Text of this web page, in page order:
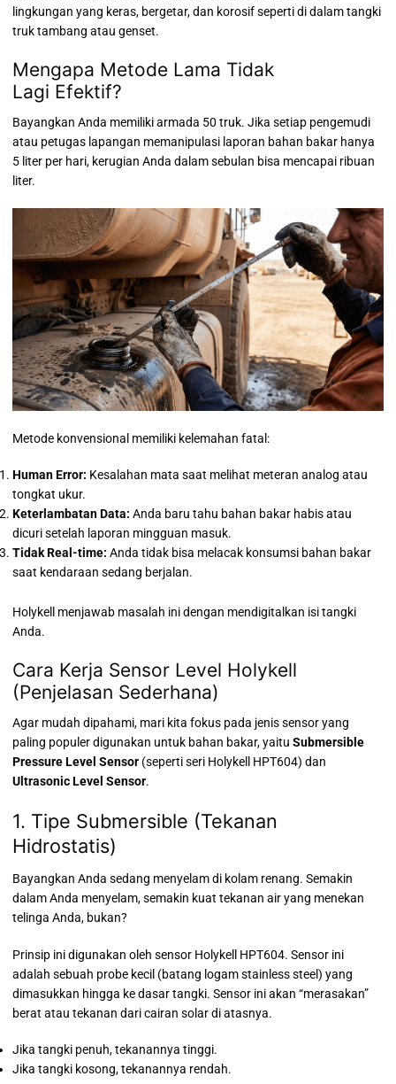
lingkungan yang keras, bergetar, dan korosif seperti di dalam tangki
truk tambang atau genset.
Mengapa Metode Lama Tidak
Lagi Efektif?
Bayangkan Anda memiliki armada 50 truk. Jika setiap pengemudi
atau petugas lapangan memanipulasi laporan bahan bakar hanya
5 liter per hari, kerugian Anda dalam sebulan bisa mencapai ribuan
liter.
Metode konvensional memiliki kelemahan fatal:
Human Error: Kesalahan mata saat melihat meteran analog atau
tongkat ukur.
Keterlambatan Data: Anda baru tahu bahan bakar habis atau
dicuri setelah laporan mingguan masuk.
Tidak Real-time: Anda tidak bisa melacak konsumsi bahan bakar
saat kendaraan sedang berjalan.
Holykell menjawab masalah ini dengan mendigitalkan isi tangki
Anda.
Cara Kerja Sensor Level Holykell
(Penjelasan Sederhana)
Agar mudah dipahami, mari kita fokus pada jenis sensor yang
paling populer digunakan untuk bahan bakar, yaitu Submersible
Pressure Level Sensor (seperti seri Holykell HPT604) dan
Ultrasonic Level Sensor.
1. Tipe Submersible (Tekanan
Hidrostatis)
Bayangkan Anda sedang menyelam di kolam renang. Semakin
dalam Anda menyelam, semakin kuat tekanan air yang menekan
telinga Anda, bukan?
Prinsip ini digunakan oleh sensor Holykell HPT604. Sensor ini
adalah sebuah probe kecil (batang logam stainless steel) yang
dimasukkan hingga ke dasar tangki. Sensor ini akan “merasakan”
berat atau tekanan dari cairan solar di atasnya.
Jika tangki penuh, tekanannya tinggi.
Jika tangki kosong, tekanannya rendah.